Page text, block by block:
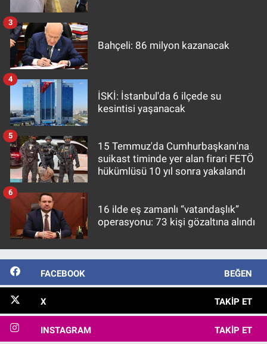
Bahçeli: 86 milyon kazanacak
3
İSKİ: İstanbul'da 6 ilçede su
kesintisi yaşanacak
4
15 Temmuz'da Cumhurbaşkanı'na
suikast timinde yer alan firari FETÖ
hükümlüsü 10 yıl sonra yakalandı
5
16 ilde eş zamanlı “vatandaşlık”
operasyonu: 73 kişi gözaltına alındı
6
FACEBOOK BEĞEN
X TAKIP ET
INSTAGRAM TAKIP ET